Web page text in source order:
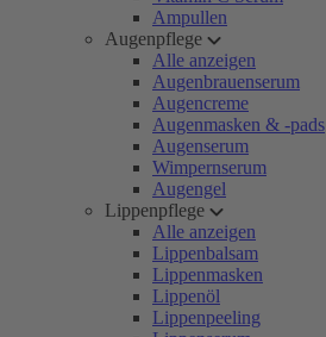
Ampullen
Augenpflege
Alle anzeigen
Augenbrauenserum
Augencreme
Augenmasken & -pads
Augenserum
Wimpernserum
Augengel
Lippenpflege
Alle anzeigen
Lippenbalsam
Lippenmasken
Lippenöl
Lippenpeeling